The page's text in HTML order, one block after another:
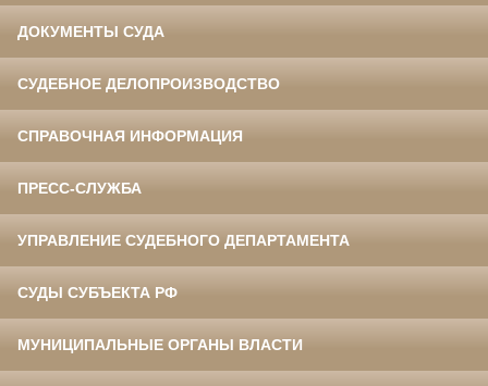
ДОКУМЕНТЫ СУДА
СУДЕБНОЕ ДЕЛОПРОИЗВОДСТВО
СПРАВОЧНАЯ ИНФОРМАЦИЯ
ПРЕСС-СЛУЖБА
УПРАВЛЕНИЕ СУДЕБНОГО ДЕПАРТАМЕНТА
СУДЫ СУБЪЕКТА РФ
МУНИЦИПАЛЬНЫЕ ОРГАНЫ ВЛАСТИ